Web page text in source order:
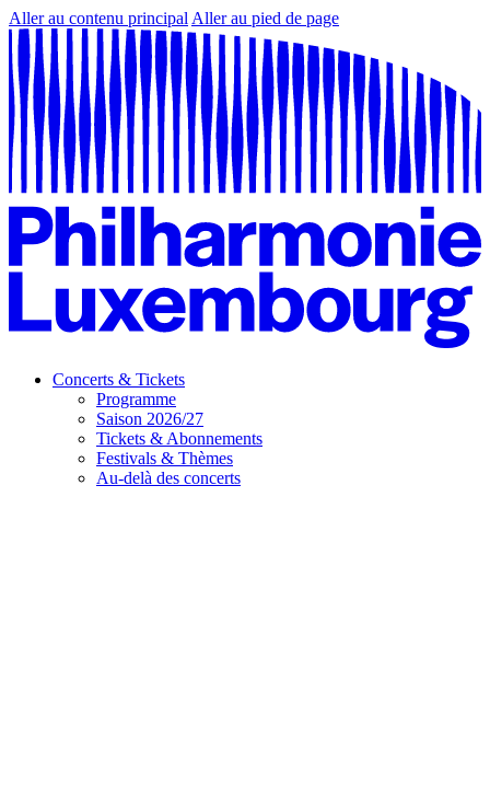
Aller au contenu principal Aller au pied de page
Concerts & Tickets
Programme
Saison 2026/27
Tickets & Abonnements
Festivals & Thèmes
Au-delà des concerts